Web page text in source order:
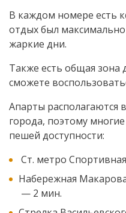
В каждом номере есть
отдых был
жаркие дни.
Также есть общая зона
сможете
Апарты располагаются
города, поэтому
пешей доступности:
Ст. метро
Набережная
— 2 мин.